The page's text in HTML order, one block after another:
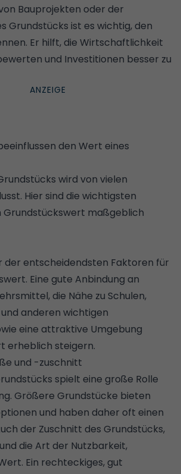
Bauprojekten oder der
Grundstücks ist es wichtig, den
Er hilft, die Wirtschaftlichkeit
und Investitionen besser zu
den Wert eines
wird von vielen
Hier sind die wichtigsten
Grundstückswert maßgeblich
der entscheidendsten Faktoren für
Eine gute Anbindung an
die Nähe zu Schulen,
anderen wichtigen
eine attraktive Umgebung
erheblich steigern.
und -zuschnitt
spielt eine große Rolle
Größere Grundstücke bieten
und haben daher oft einen
der Zuschnitt des Grundstücks,
die Art der Nutzbarkeit,
Ein rechteckiges, gut